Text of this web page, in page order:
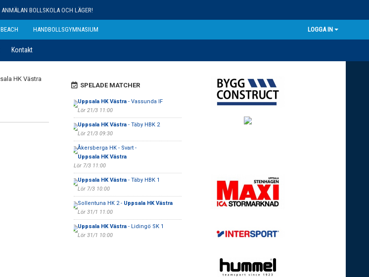
ANMÄLAN BOLLSKOLA OCH LÄGER!
BEACH HANDBOLLSGYMNASIUM LOGGA IN
Kontakt
SPELADE MATCHER
Uppsala HK Västra- Vassunda IF
Lör 21/3 11:00
Uppsala HK Västra- Täby HBK 2
Lör 21/3 09:30
Åkersberga HK - Svart -
Uppsala HK Västra
Lör 7/3 11:00
Uppsala HK Västra- Täby HBK 1
Lör 7/3 10:00
Sollentuna HK 2 - Uppsala HK Västra
Lör 31/1 11:00
Uppsala HK Västra- Lidingö SK 1
Lör 31/1 10:00